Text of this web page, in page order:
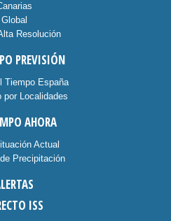
Global
Resolución
PREVISIÓN
Tiempo España
por Localidades
AHORA
Actual
Precipitación
ISS